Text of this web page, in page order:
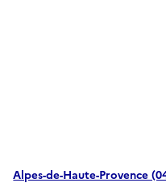
Alpes-de-Haute-Provence